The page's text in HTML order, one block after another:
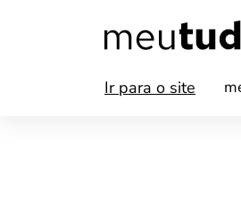
Ir para o site